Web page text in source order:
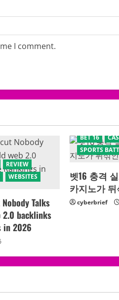
I comment.
REVIEW
WEBSITES
Talks
2.0 backlinks
in 2026
BET 16
SPORTS
벳16 충격
카지노가
cyberbrief